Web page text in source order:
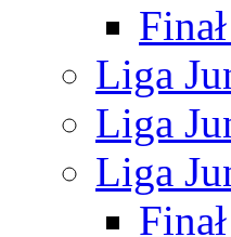
Liga
Liga
Liga